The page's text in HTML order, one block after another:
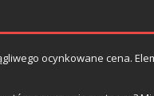
ocynkowane cena.